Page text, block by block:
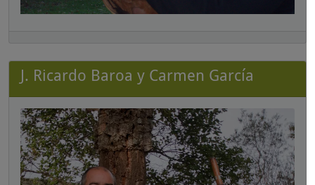
J. Ricardo Baroa y Carmen García